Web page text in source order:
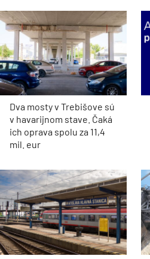
Dva mosty v Trebišove sú
v havarijnom stave. Čaká
ich oprava spolu za 11,4
mil. eur